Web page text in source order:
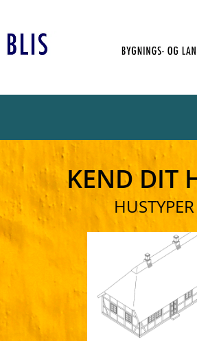
KEND DIT
HUSTYPER